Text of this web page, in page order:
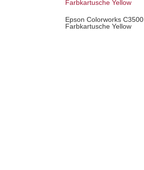
Epson Colorworks C3500
Farbkartusche Yellow